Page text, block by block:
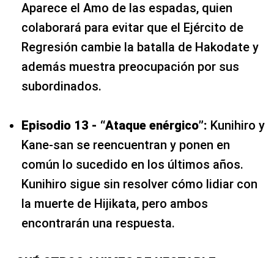
Aparece el Amo de las espadas, quien
colaborará para evitar que el Ejército de
Regresión cambie la batalla de Hakodate y
además muestra preocupación por sus
subordinados.
Episodio 13 - “Ataque enérgico”: Kunihiro y
Kane-san se reencuentran y ponen en
común lo sucedido en los últimos años.
Kunihiro sigue sin resolver cómo lidiar con
la muerte de Hijikata, pero ambos
encontrarán una respuesta.